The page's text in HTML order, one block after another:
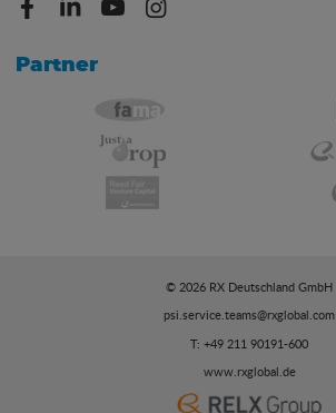
Partner
© 2026 RX Deutschland GmbH
psi.service.teams@rxglobal.com
T: +49 211 90191-600
www.rxglobal.de